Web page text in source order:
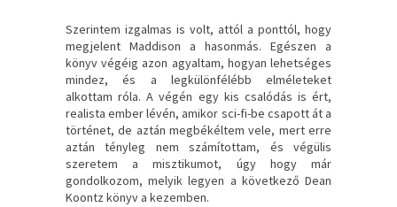
Szerintem izgalmas is volt, attól a ponttól, hogy
megjelent Maddison a hasonmás. Egészen a
könyv végéig azon agyaltam, hogyan lehetséges
mindez, és a legkülönfélébb elméleteket
alkottam róla. A végén egy kis csalódás is ért,
realista ember lévén, amikor sci-fi-be csapott át a
történet, de aztán megbékéltem vele, mert erre
aztán tényleg nem számítottam, és végülis
szeretem a misztikumot, úgy hogy már
gondolkozom, melyik legyen a következő Dean
Koontz könyv a kezemben.